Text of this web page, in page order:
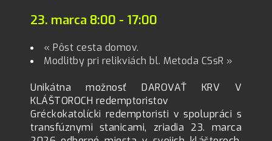
23. marca 8:00 - 17:00
« Pôst cesta domov.
Modlitby pri relikviách bl. Metoda CSsR »
Unikátna možnosť DAROVAŤ KRV V
KLÁŠTOROCH redemptoristov
Gréckokatolícki redemptoristi v spolupráci s
transfúznymi stanicami, zriadia 23. marca